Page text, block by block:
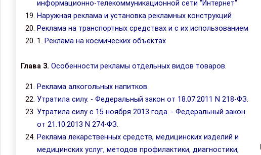
информационно-телекоммуникационной сети "Интернет"
Наружная реклама и установка рекламных конструкций
Реклама на транспортных средствах и с их использованием
1. Реклама на космических объектах
Глава 3. Особенности рекламы отдельных видов товаров.
Реклама алкогольных напитков.
Утратила силу. - Федеральный закон от 18.07.2011 N 218-ФЗ.
Утратила силу с 15 ноября 2013 года. - Федеральный закон
от 21.10.2013 N 274-ФЗ.
Реклама лекарственных средств, медицинских изделий и
медицинских услуг, методов профилактики, диагностики,